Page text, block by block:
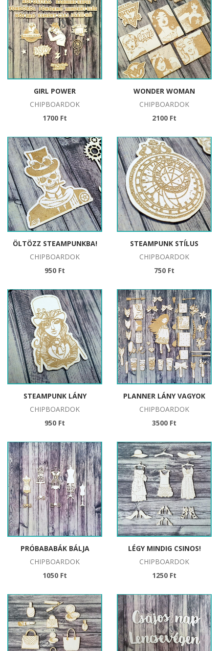
GIRL POWER
CHIPBOARDOK
1700 Ft
WONDER WOMAN
CHIPBOARDOK
2100 Ft
ÖLTÖZZ STEAMPUNKBA!
CHIPBOARDOK
950 Ft
STEAMPUNK STÍLUS
CHIPBOARDOK
750 Ft
STEAMPUNK LÁNY
CHIPBOARDOK
950 Ft
PLANNER LÁNY VAGYOK
CHIPBOARDOK
3500 Ft
PRÓBABABÁK BÁLJA
CHIPBOARDOK
1050 Ft
LÉGY MINDIG CSINOS!
CHIPBOARDOK
1250 Ft